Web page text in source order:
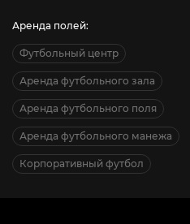
Аренда полей:
Футбольный центр
Аренда футбольного зала
Аренда футбольного поля
Аренда футбольного манежа
Корпоративный футбол